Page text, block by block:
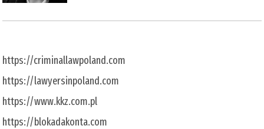
https://criminallawpoland.com
https://lawyersinpoland.com
https://www.kkz.com.pl
https://blokadakonta.com